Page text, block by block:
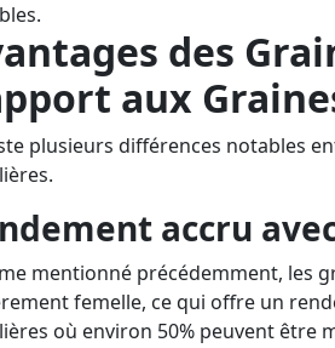
des
aux
plusieurs différences notables
accru
mentionné précédemment, les
femelle, ce qui offre un
où environ 50% peuvent être